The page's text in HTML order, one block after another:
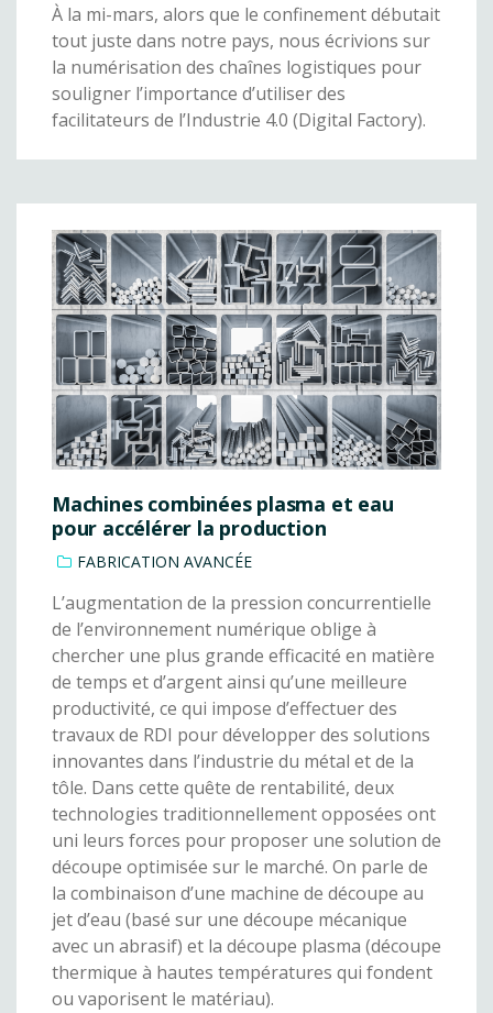
À la mi-mars, alors que le confinement débutait
tout juste dans notre pays, nous écrivions sur
la numérisation des chaînes logistiques pour
souligner l’importance d’utiliser des
facilitateurs de l’Industrie 4.0 (Digital Factory).
Machines combinées plasma et eau
pour accélérer la production
FABRICATION AVANCÉE
L’augmentation de la pression concurrentielle
de l’environnement numérique oblige à
chercher une plus grande efficacité en matière
de temps et d’argent ainsi qu’une meilleure
productivité, ce qui impose d’effectuer des
travaux de RDI pour développer des solutions
innovantes dans l’industrie du métal et de la
tôle. Dans cette quête de rentabilité, deux
technologies traditionnellement opposées ont
uni leurs forces pour proposer une solution de
découpe optimisée sur le marché. On parle de
la combinaison d’une machine de découpe au
jet d’eau (basé sur une découpe mécanique
avec un abrasif) et la découpe plasma (découpe
thermique à hautes températures qui fondent
ou vaporisent le matériau).